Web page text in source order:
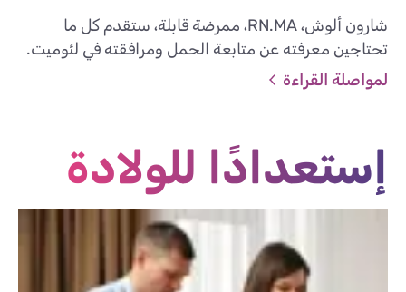
شارون ألوش، RN.MA، ممرضة قابلة، ستقدم كل ما
تحتاجين معرفته عن متابعة الحمل ومرافقته في لئوميت.
لمواصلة القراءة
إستعدادًا للولادة